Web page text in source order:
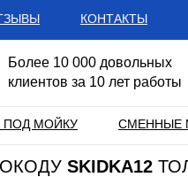
ПОД МОЙКУ СМЕННЫЕ
SKIDKA12
КОНТАКТЫ
Более 10 000 довольных
клиентов за 10 лет работы